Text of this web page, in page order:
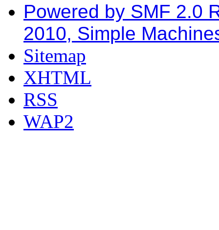
Powered by SMF 2.0
2010, Simple
Sitemap
XHTML
RSS
WAP2